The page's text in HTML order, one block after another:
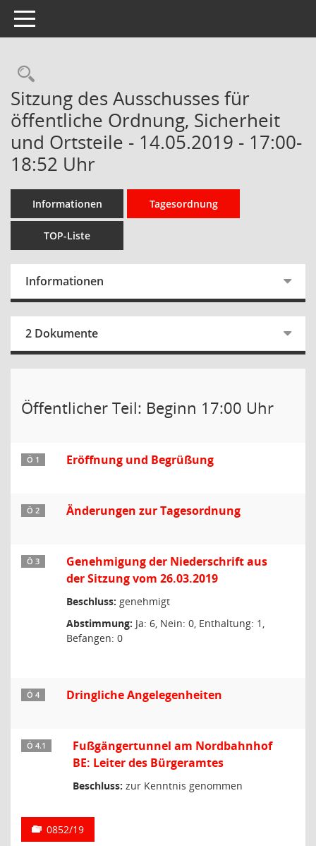
Toggle navigation
Rechercheauswahl
Sitzung des Ausschusses für
öffentliche Ordnung, Sicherheit
und Ortsteile - 14.05.2019 - 17:00-
18:52 Uhr
Informationen Tagesordnung
TOP-Liste
Informationen
2 Dokumente
Öffentlicher Teil: Beginn 17:00 Uhr
Ö 1 Eröffnung und Begrüßung
Ö 2 Änderungen zur Tagesordnung
Ö 3
Genehmigung der Niederschrift aus
der Sitzung vom 26.03.2019
Beschluss: genehmigt
Abstimmung: Ja: 6, Nein: 0, Enthaltung: 1,
Befangen: 0
Ö 4 Dringliche Angelegenheiten
Ö 4.1
Fußgängertunnel am Nordbahnhof
BE: Leiter des Bürgeramtes
Beschluss: zur Kenntnis genommen
0852/19